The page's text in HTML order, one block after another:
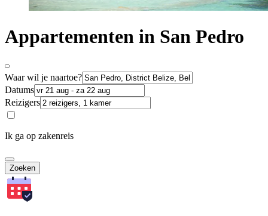
Appartementen in San Pedro
Waar wil je naartoe?
Datums
Reizigers
Ik ga op zakenreis
Zoeken